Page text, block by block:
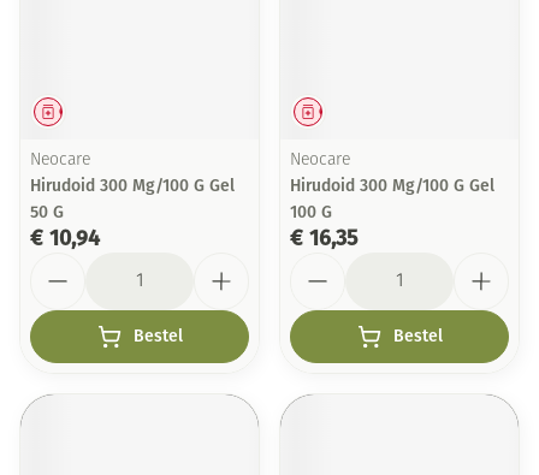
Geneesmiddel
Neocare
Hirudoid 300 Mg/100 G Gel
50 G
€ 10,94
Bestel
Geneesmiddel
Neocare
Hirudoid 300 Mg/100 G Gel
100 G
€ 16,35
Bestel